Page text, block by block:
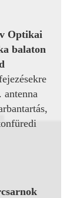
Optikai
balaton